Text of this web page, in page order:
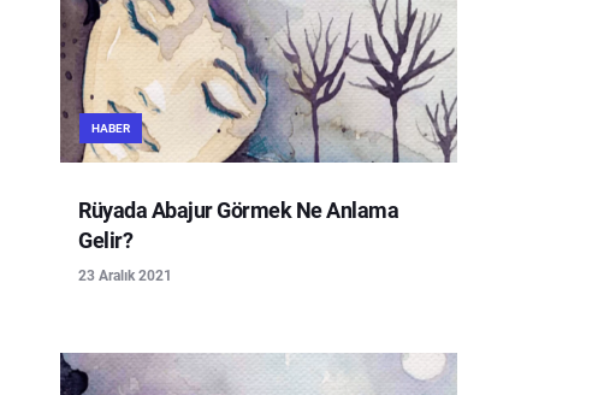
HABER
Rüyada Abajur Görmek Ne Anlama
Gelir?
23 Aralık 2021